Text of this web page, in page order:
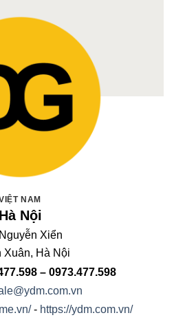
NAM
Hà Nội
Xiển
Xuân, Hà Nội
– 0973.477.598
- https://ydm.com.vn/